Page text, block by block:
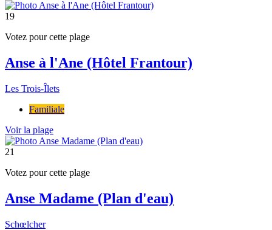
19
Votez pour cette plage
Anse à l'Ane (Hôtel Frantour)
Les Trois-Îlets
Familiale
Voir la plage
21
Votez pour cette plage
Anse Madame (Plan d'eau)
Schœlcher